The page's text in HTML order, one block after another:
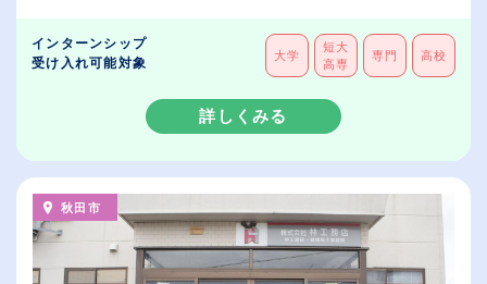
インターンシップ
受け入れ可能対象
大学
短大
高専
専門 高校
詳しくみる
秋田市